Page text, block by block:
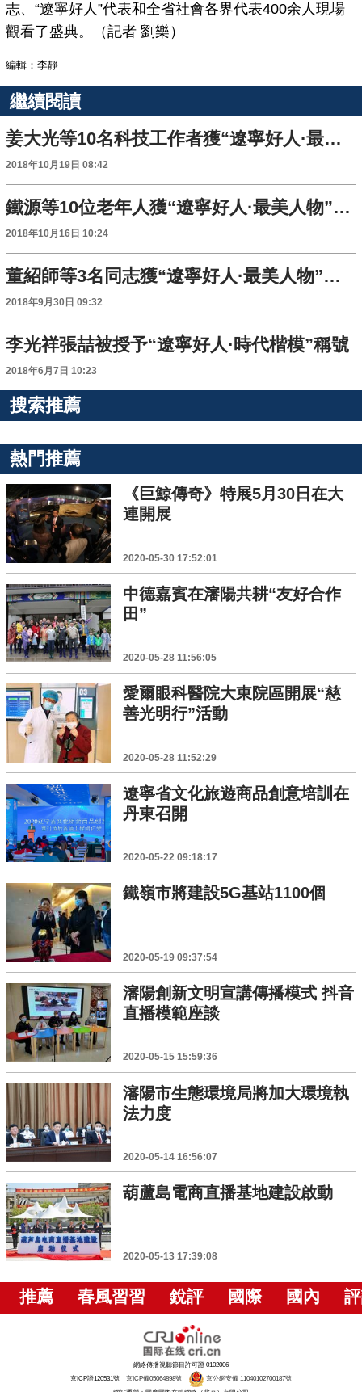
志、“遼寧好人”代表和全省社會各界代表400余人現場
觀看了盛典。（記者 劉樂）
編輯：李靜
繼續閱讀
姜大光等10名科技工作者獲“遼寧好人·最美人物”稱號
2018年10月19日 08:42
鐵源等10位老年人獲“遼寧好人·最美人物”稱號
2018年10月16日 10:24
董紹師等3名同志獲“遼寧好人·最美人物”稱號
2018年9月30日 09:32
李光祥張喆被授予“遼寧好人·時代楷模”稱號
2018年6月7日 10:23
搜索推薦
熱門推薦
《巨鯨傳奇》特展5月30日在大
連開展
2020-05-30 17:52:01
中德嘉賓在瀋陽共耕“友好合作
田”
2020-05-28 11:56:05
愛爾眼科醫院大東院區開展“慈
善光明行”活動
2020-05-28 11:52:29
遼寧省文化旅遊商品創意培訓在
丹東召開
2020-05-22 09:18:17
鐵嶺市將建設5G基站1100個
2020-05-19 09:37:54
瀋陽創新文明宣講傳播模式 抖音
直播模範座談
2020-05-15 15:59:36
瀋陽市生態環境局將加大環境執
法力度
2020-05-14 16:56:07
葫蘆島電商直播基地建設啟動
2020-05-13 17:39:08
推薦 春風習習 銳評 國際 國內
網絡傳播視聽節目許可證 0102006
京ICP證120531號 京ICP備05064898號
京公網安備 11040102700187號